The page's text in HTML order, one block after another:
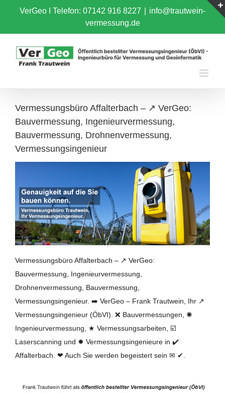
content
VerGeo I Telefon: 07142 916 8227
info@trautwein-
vermessung.de
Vermessungsbüro Affalterbach – ↗️ VerGeo:
Bauvermessung, Ingenieurvermessung,
Bauvermessung, Drohnenvermessung,
Vermessungsingenieur
Vermessungsbüro Affalterbach – ↗️ VerGeo:
Bauvermessung, Ingenieurvermessung,
Drohnenvermessung, Bauvermessung,
Vermessungsingenieur. ➡️ VerGeo – Frank Trautwein, Ihr ↗️
Vermessungsingenieur (ÖbVI). ❌ Bauvermessungen, ✺
Ingenieurvermessung, ★ Vermessungsarbeiten, ☑️
Laserscanning und ✹ Vermessungsingenieure in ✔️
Affalterbach. ❤ Auch Sie werden begeistert sein ✉ ✔.